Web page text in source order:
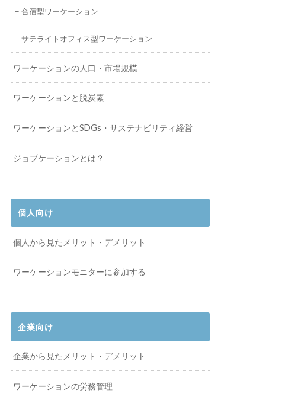
合宿型ワーケーション
サテライトオフィス型ワーケーション
ワーケーションの人口・市場規模
ワーケーションと脱炭素
ワーケーションとSDGs・サステナビリティ経営
ジョブケーションとは？
個人向け
個人から見たメリット・デメリット
ワーケーションモニターに参加する
企業向け
企業から見たメリット・デメリット
ワーケーションの労務管理